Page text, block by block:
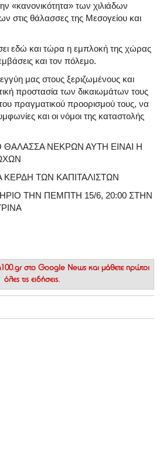
«κανονικότητα» των χιλιάδων
στις θάλασσες της Μεσογείου και
εδώ και τώρα η εμπλοκή της χώρας
και τον πόλεμο.
μας στους ξεριζωμένους και
προστασία των δικαιωμάτων τους
πραγματικού προορισμού τους, να
και οι νόμοι της καταστολής
ΝΕΚΡΩΝ ΑΥΤΗ ΕΙΝΑΙ Η
ΚΕΡΔΗ ΤΩΝ ΚΑΠΙΤΑΛΙΣΤΩΝ
ΤΗΝ ΠΕΜΠΤΗ 15/6, 20:00 ΣΤΗΝ
στο Google News και μάθετε πρώτοι
όλες τις ειδήσεις.